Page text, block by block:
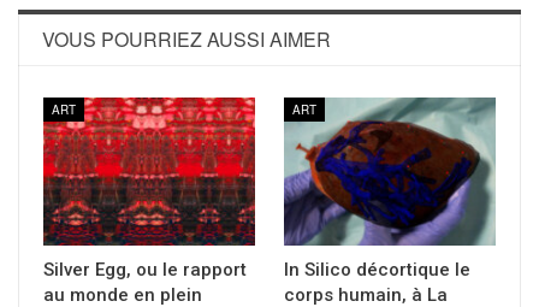
VOUS POURRIEZ AUSSI AIMER
ART
Silver Egg, ou le rapport
au monde en plein
ART
In Silico décortique le
corps humain, à La